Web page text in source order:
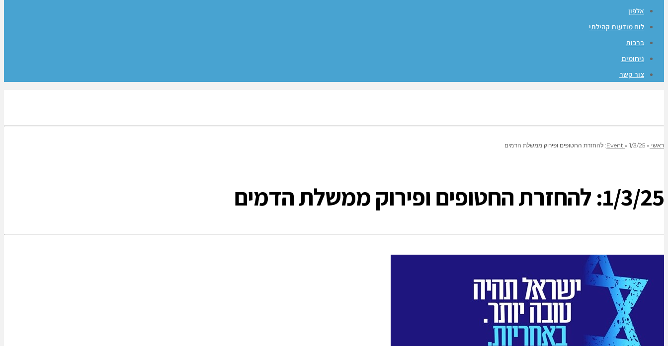
אלפון
לוח מודעות קהילתי
ברכות
ניחומים
צור קשר
ראשי »
Event » 1/3/25: להחזרת החטופים ופירוק ממשלת הדמים
1/3/25: להחזרת החטופים ופירוק ממשלת הדמים